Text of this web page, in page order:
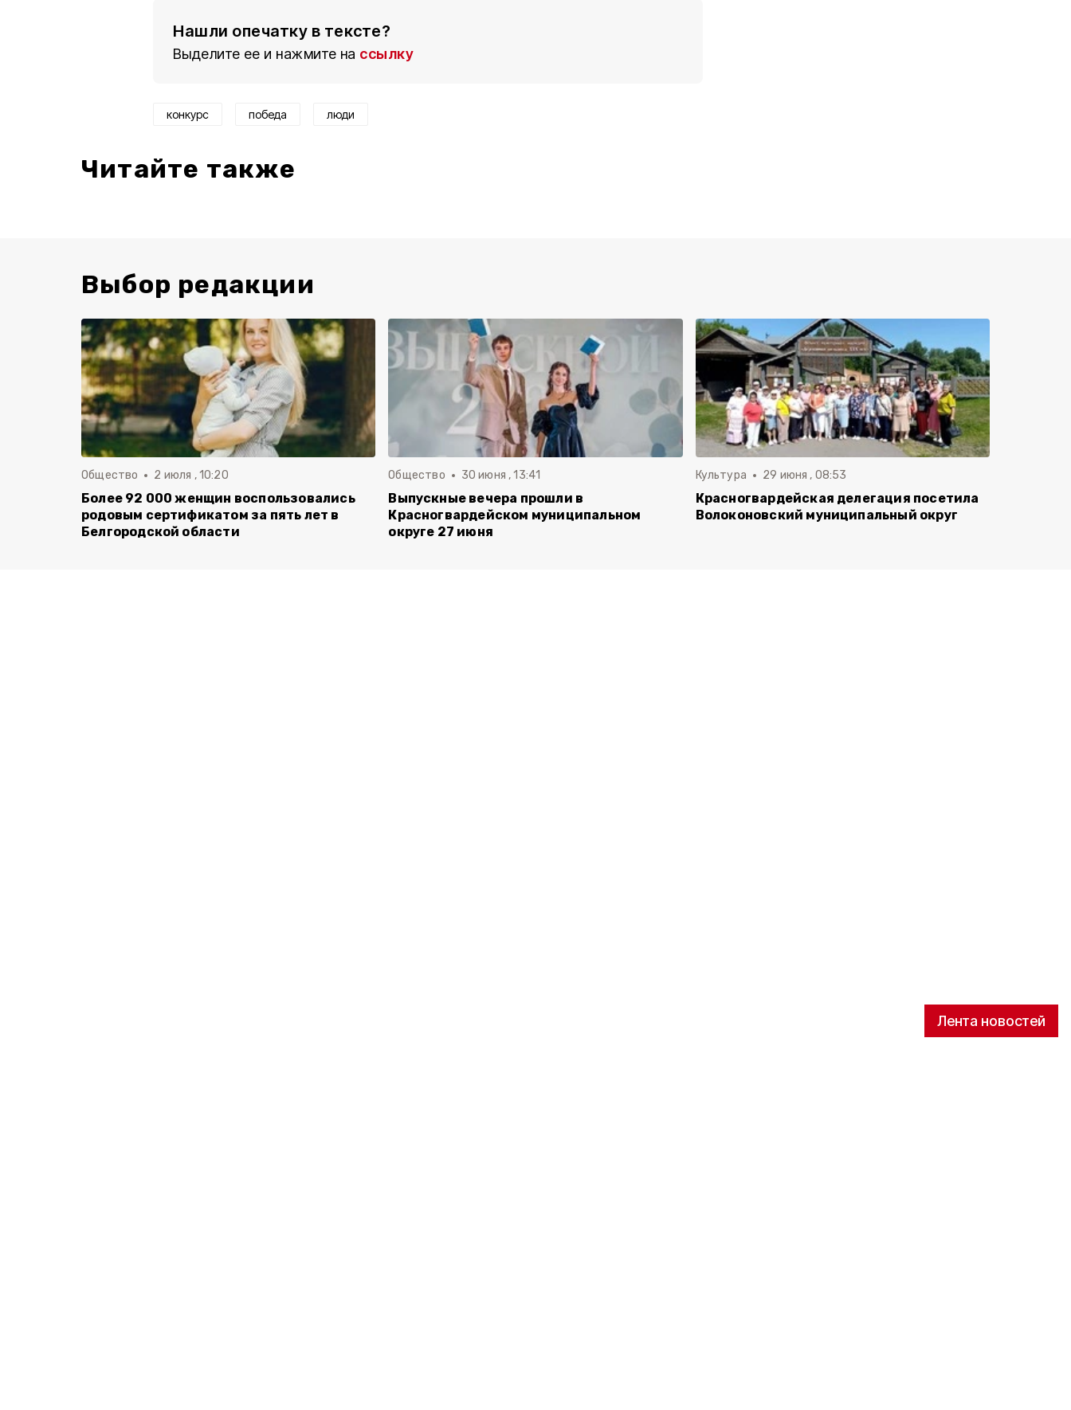
Лента новостей
Нашли опечатку в тексте?
Выделите ее и нажмите на ссылку
конкурс победа люди
Читайте также
Выбор редакции
Общество 2 июля , 10:20
Более 92 000 женщин воспользовались
родовым сертификатом за пять лет в
Белгородской области
Общество 30 июня , 13:41
Выпускные вечера прошли в
Красногвардейском муниципальном
округе 27 июня
Культура 29 июня , 08:53
Красногвардейская делегация посетила
Волоконовский муниципальный округ